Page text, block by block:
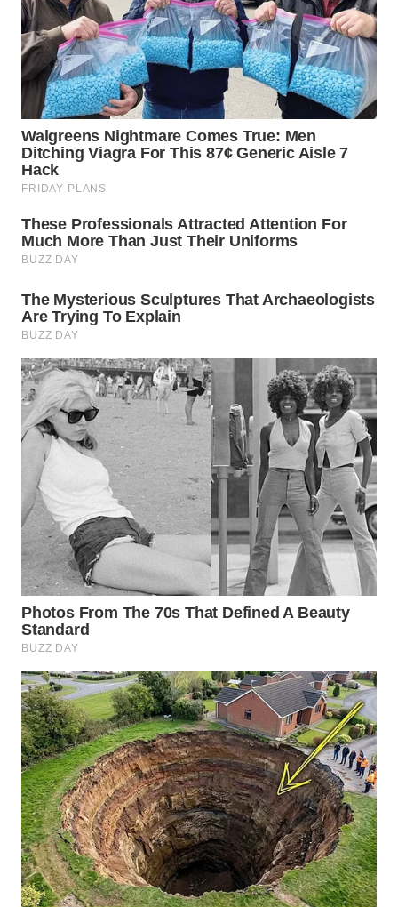
WN
MALUT
WN
DAIRI
WN
DANAU
WN
NIAS
WN
LANGKAT
WN
TAPANULI
SELATAN
TANJUNG
LESUNG
WN
KARO
WN
SIMALUNGUN
WN
LABUHANBATU
WN
TAPANULI
TENGAH
WN DELI
SERDANG
WN